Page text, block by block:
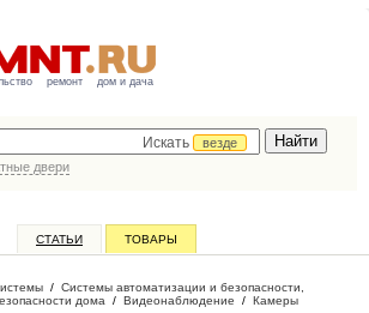
ремонт дом и дача
Искать
везде
двери
СТАТЬИ ТОВАРЫ
/ Системы автоматизации и безопасности,
дома / Видеонаблюдение / Камеры